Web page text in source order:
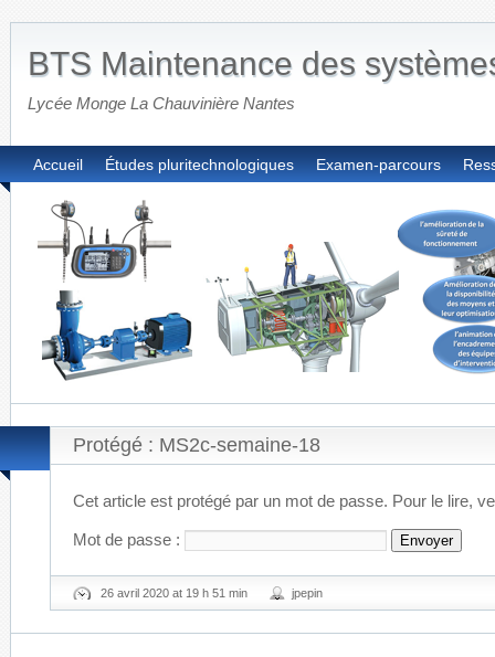
BTS Maintenance des
Lycée Monge La Chauvinière Nantes
Accueil Études pluritechnologiques Examen-parcours
Protégé : MS2c-semaine-18
Cet article est protégé par un mot de passe. Pour le lire,
Mot de passe :
26 avril 2020 at 19 h 51 min jpepin